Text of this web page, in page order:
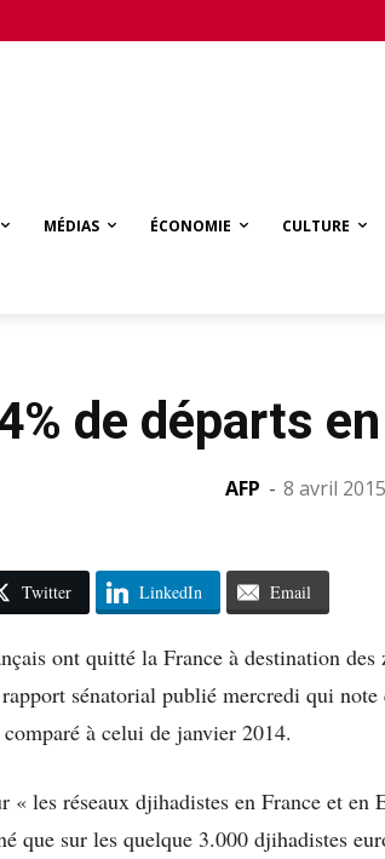
MÉDIAS ÉCONOMIE CULTURE
de départs
AFP - 8 avril 2015
Twitter LinkedIn Email
ont quitté la France à destination des
sénatorial publié mercredi qui note
à celui de janvier 2014.
« les réseaux djihadistes en France et en
que sur les quelque 3.000 djihadistes